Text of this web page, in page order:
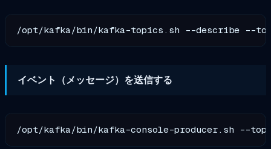
イベント（メッセージ）を送信する